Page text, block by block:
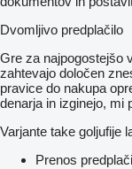
GB0102
GD1086
GB0218
G10732
GD8460
GB0219
GD1035
GD1046
GD1041
Dvomljivo predplačilo
Gre za najpogostejšo
zahtevajo določen
pravice do nakupa
denarja in izginejo, mi
Varjante take goljufije
Prenos